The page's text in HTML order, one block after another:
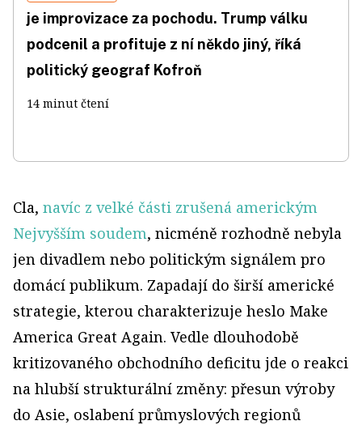
je improvizace za pochodu. Trump válku
podcenil a profituje z ní někdo jiný, říká
politický geograf Kofroň
14 minut čtení
Cla, navíc z velké části zrušená americkým
Nejvyšším soudem, nicméně rozhodně nebyla
jen divadlem nebo politickým signálem pro
domácí publikum. Zapadají do širší americké
strategie, kterou charakterizuje heslo Make
America Great Again. Vedle dlouhodobě
kritizovaného obchodního deficitu jde o reakci
na hlubší strukturální změny: přesun výroby
do Asie, oslabení průmyslových regionů